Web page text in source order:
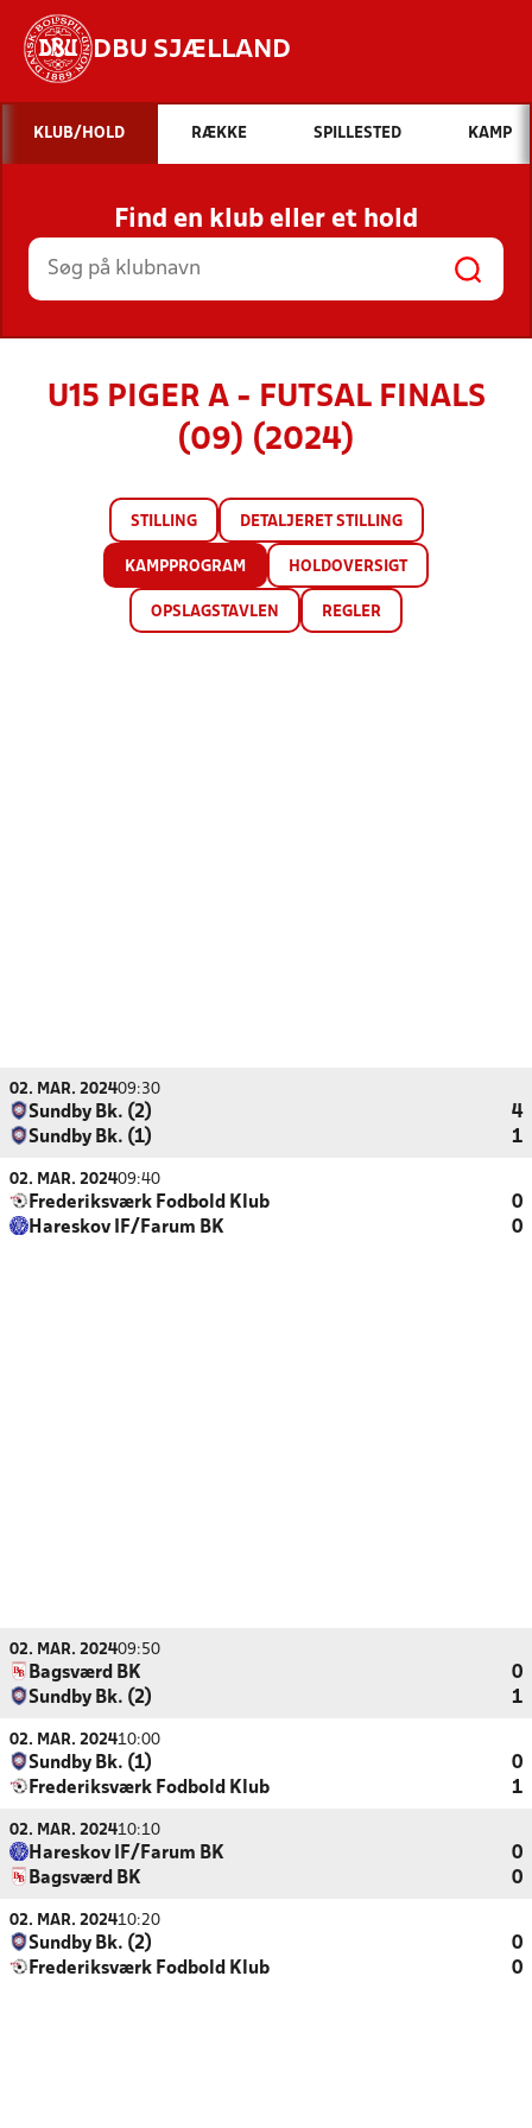
DBU SJÆLLAND
Hvad vil du søge efter?
INDHOLD OG NYHEDER
STILLINGER, RESULTATER, KLUBBER OG
HOLD
KLUB/HOLD RÆKKE SPILLESTED KAMP
Find en klub eller et hold
U15 PIGER A - FUTSAL FINALS
(09) (2024)
STILLING DETALJERET STILLING
KAMPPROGRAM HOLDOVERSIGT
OPSLAGSTAVLEN REGLER
02. MAR. 202409:30
Sundby Bk. (2)
4
Sundby Bk. (1)
1
02. MAR. 202409:40
Frederiksværk Fodbold Klub
0
Hareskov IF/Farum BK
0
02. MAR. 202409:50
Bagsværd BK
0
Sundby Bk. (2)
1
02. MAR. 202410:00
Sundby Bk. (1)
0
Frederiksværk Fodbold Klub
1
02. MAR. 202410:10
Hareskov IF/Farum BK
0
Bagsværd BK
0
02. MAR. 202410:20
Sundby Bk. (2)
0
Frederiksværk Fodbold Klub
0